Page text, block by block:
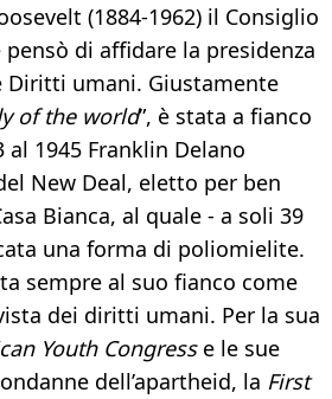
(1884-1962) il Consiglio
di affidare la presidenza
Diritti umani. Giustamente
of the world”, è stata a fianco
1945 Franklin Delano
New Deal, eletto per ben
Bianca, al quale - a soli 39
una forma di poliomielite.
sempre al suo fianco come
dei diritti umani. Per la sua
Youth Congresse le sue
dell’apartheid, la First